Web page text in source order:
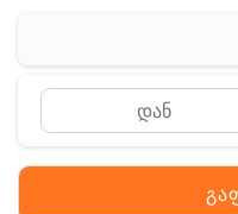
Off-Road